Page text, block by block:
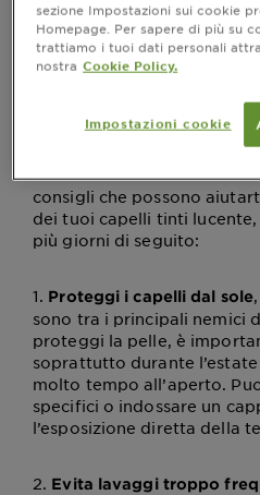
Come ravvivare il
tinti? Consigli per
Se desideri che il tuo
intenso come il primo
unaroutine di trattamento
consigli che possono
dei tuoi capelli tinti
più giorni di seguito:
1. Proteggi i capelli dal sole
sono tra i principali nemici
proteggi la pelle, è
soprattutto durante
molto tempo all’aperto.
specifici o indossare un
l’esposizione diretta della
2. Evita lavaggi troppo
sezione Impostazioni sui cookie
Homepage. Per sapere di più su
trattiamo i tuoi dati personali
nostra Cookie Policy.
Impostazioni cookie